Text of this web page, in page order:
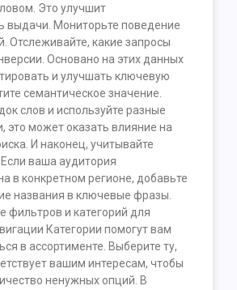
Это улучшит
выдачи. Мониторьте поведение
Отслеживайте, какие запросы
Основано на этих данных
и улучшать ключевую
семантическое значение.
слов и используйте разные
это может оказать влияние на
И наконец, учитывайте
ваша аудитория
в конкретном регионе, добавьте
названия в ключевые фразы.
фильтров и категорий для
Категории помогут вам
в ассортименте. Выберите ту,
вашим интересам, чтобы
ненужных опций. В